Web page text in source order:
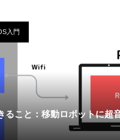
入門
ること：移動ロボットに超